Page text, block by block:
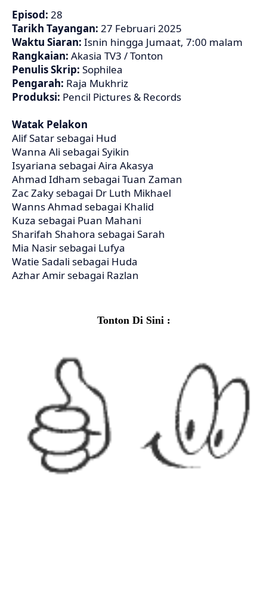
Episod: 28
Tarikh Tayangan: 27 Februari 2025
Waktu Siaran: Isnin hingga Jumaat, 7:00 malam
Rangkaian: Akasia TV3 / Tonton
Penulis Skrip: Sophilea
Pengarah: Raja Mukhriz
Produksi: Pencil Pictures & Records
Watak Pelakon
Alif Satar sebagai Hud
Wanna Ali sebagai Syikin
Isyariana sebagai Aira Akasya
Ahmad Idham sebagai Tuan Zaman
Zac Zaky sebagai Dr Luth Mikhael
Wanns Ahmad sebagai Khalid
Kuza sebagai Puan Mahani
Sharifah Shahora sebagai Sarah
Mia Nasir sebagai Lufya
Watie Sadali sebagai Huda
Azhar Amir sebagai Razlan
Tonton Di Sini :